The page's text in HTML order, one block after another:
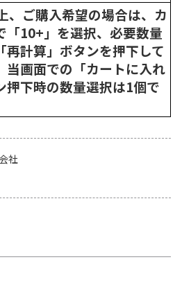
、ご購入希望の場合は、カ
「10+」を選択、必要数量
再計算」ボタンを押下して
当画面での「カートに入れ
押下時の数量選択は1個で
社